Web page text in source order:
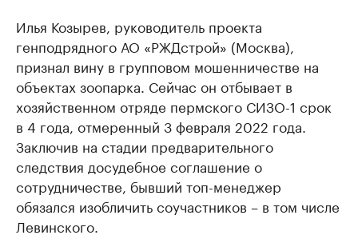
Илья Козырев, руководитель проекта
генподрядного АО «РЖДстрой» (Москва),
признал вину в групповом мошенничестве на
объектах зоопарка. Сейчас он отбывает в
хозяйственном отряде пермского СИЗО-1 срок
в 4 года, отмеренный 3 февраля 2022 года.
Заключив на стадии предварительного
следствия досудебное соглашение о
сотрудничестве, бывший топ-менеджер
обязался изобличить соучастников – в том числе
Левинского.